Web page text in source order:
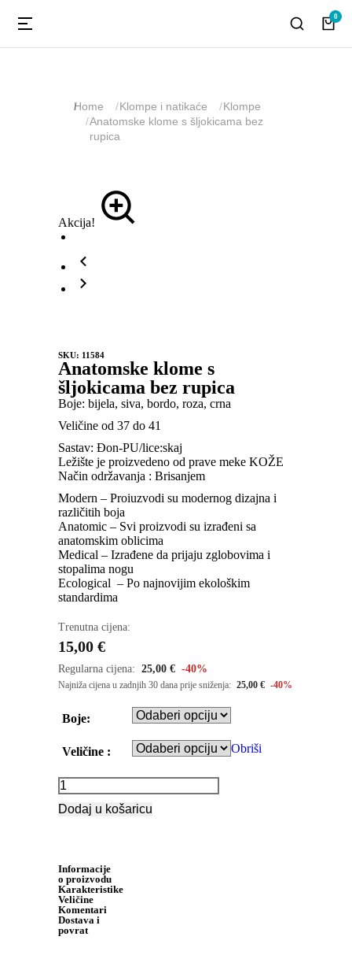
You are here:
Home Klompe i natikaće
Klompe
Anatomske klome s šljokicama bez
rupica
Akcija!
SKU: 11584
Anatomske klome s
šljokicama bez rupica
Boje: bijela, siva, bordo, roza, crna
Veličine od 37 do 41
Sastav: Đon-PU/lice:skaj
Ležište je proizvedeno od prave meke KOŽE
Način održavanja : Brisanjem
Modern – Proiuzvodi su modernog dizajna i
različitih boja
Anatomic – Svi proizvodi su izrađeni sa
anatomskim oblicima
Medical – Izrađene da prijaju zglobovima i
stopalima nogu
Ecological – Po najnovijim ekološkim
standardima
Trenutna cijena:
15,00 €
Regularna cijena: 25,00 € -40%
Najniža cijena u zadnjih 30 dana prije sniženja: 25,00 € -40%
Boje:
Veličine : Obriši
Dodaj u košaricu
Informacije
o proizvodu
Karakteristike
Veličine
Komentari
Dostava i
povrat